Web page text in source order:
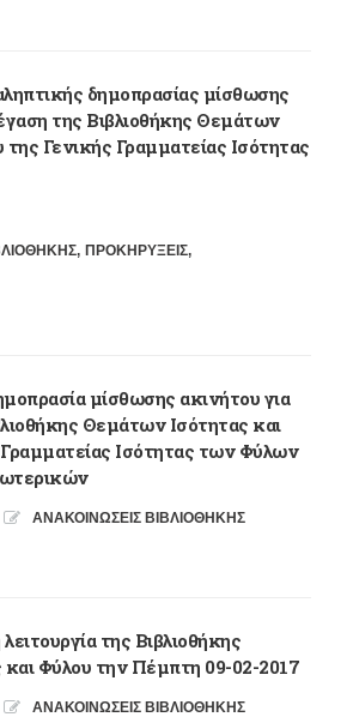
δημοπρασίας μίσθωσης
της Βιβλιοθήκης Θεμάτων
της Γενικής Γραμματείας Ισότητας
, ΠΡΟΚΗΡΥΞΕΙΣ,
μίσθωσης ακινήτου για
Θεμάτων Ισότητας και
Ισότητας των Φύλων
ΑΝΑΚΟΙΝΩΣΕΙΣ ΒΙΒΛΙΟΘΗΚΗΣ
της Βιβλιοθήκης
Φύλου την Πέμπτη 09-02-2017
ΑΝΑΚΟΙΝΩΣΕΙΣ ΒΙΒΛΙΟΘΗΚΗΣ